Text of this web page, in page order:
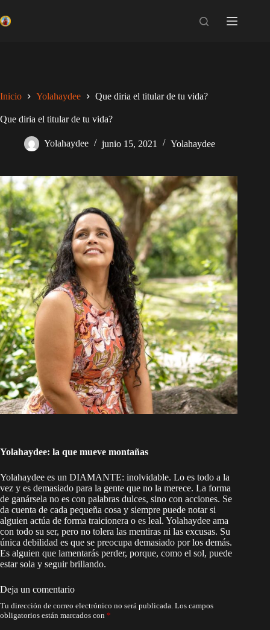
al
contenido
Inicio Yolahaydee Que diria el titular de tu vida?
Que diria el titular de tu vida?
Yolahaydee junio 15, 2021 Yolahaydee
Yolahaydee: la que mueve montañas
Yolahaydee es un DIAMANTE: inolvidable. Lo es todo a la
vez y es demasiado para la gente que no la merece. La forma
de ganársela no es con palabras dulces, sino con acciones. Se
da cuenta de cada pequeña cosa y siempre puede notar si
alguien actúa de forma traicionera o es leal. Yolahaydee ama
con todo su ser, pero no tolera las mentiras ni las excusas. Su
única debilidad es que se preocupa demasiado por los demás.
Es alguien que lamentarás perder, porque, como el sol, puede
estar sola y seguir brillando.
Deja un comentario
Tu dirección de correo electrónico no será publicada. Los campos
obligatorios están marcados con *